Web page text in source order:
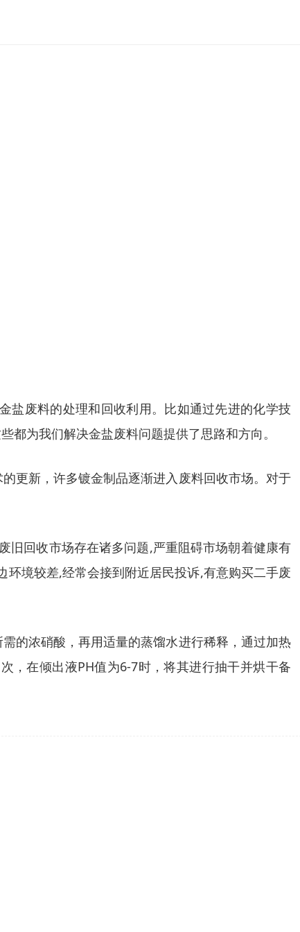
盐废料的处理和回收利用。比如通过先进的化学技
为我们解决金盐废料问题提供了思路和方向。
更新，许多镀金制品逐渐进入废料回收市场。对于
旧回收市场存在诸多问题,严重阻碍市场朝着健康有
境较差,经常会接到附近居民投诉,有意购买二手废
的浓硝酸，再用适量的蒸馏水进行稀释，通过加热
，在倾出液PH值为6-7时，将其进行抽干并烘干备